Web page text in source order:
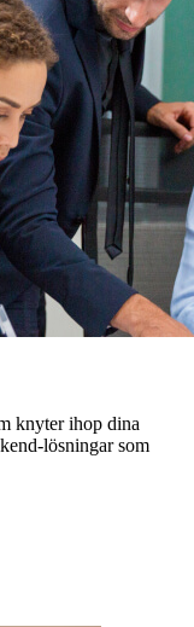
knyter ihop dina
lösningar som